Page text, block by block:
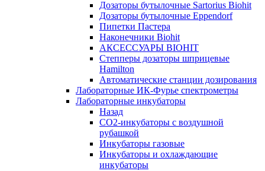
Дозаторы бутылочные Sartorius Biohit
Дозаторы бутылочные Eppendorf
Пипетки Пастера
Наконечники Biohit
АКСЕССУАРЫ BIOHIT
Степперы дозаторы шприцевые
Hamilton
Автоматические станции дозирования
Лабораторные ИК-Фурье спектрометры
Лабораторные инкубаторы
Назад
СО2-инкубаторы с воздушной
рубашкой
Инкубаторы газовые
Инкубаторы и охлаждающие
инкубаторы